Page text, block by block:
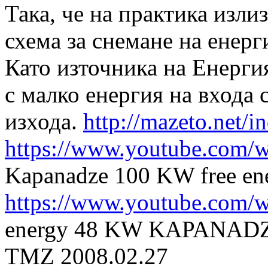
Така, че на практика
схема за снемане на
Като източника на
с малко енергия на входа
изхода. http://mazeto.net/
https://www.youtube.com/
Kapanadze 100 KW free
https://www.youtube.com/
energy 48 KW
TMZ 2008.02.27